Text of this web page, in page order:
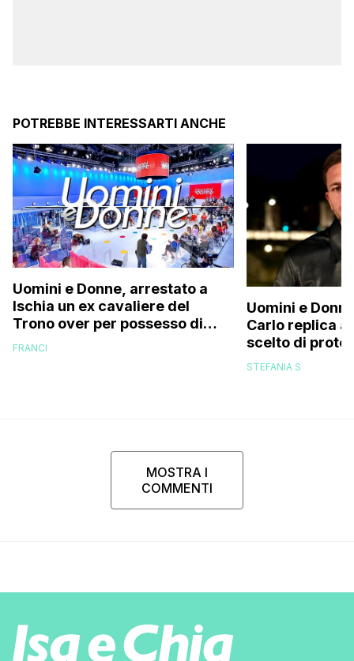
POTREBBE INTERESSARTI ANCHE
Uomini e Donne, arrestato a
Ischia un ex cavaliere del
Trono over per possesso di
documenti falsi e truffa
FRANCI
Uomini e
Carlo replica
scelto di
di mio figlio
STEFANIA S
MOSTRA I
COMMENTI